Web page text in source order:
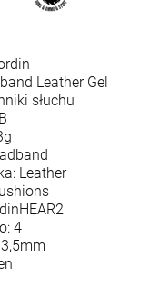
Leather Gel
słuchu
Leather
4